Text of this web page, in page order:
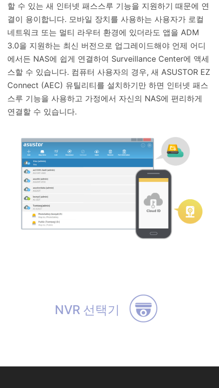
할 수 있는 새 인터넷 패스스루 기능을 지원하기 때문에 연
결이 용이합니다. 모바일 장치를 사용하는 사용자가 로컬
네트워크 또는 멀티 라우터 환경에 있더라도 앱을 ADM
3.0을 지원하는 최신 버전으로 업그레이드해야 언제 어디
에서든 NAS에 쉽게 연결하여 Surveillance Center에 액세
스할 수 있습니다. 컴퓨터 사용자의 경우, 새 ASUSTOR EZ
Connect (AEC) 유틸리티를 설치하기만 하면 인터넷 패스
스루 기능을 사용하고 가정에서 자신의 NAS에 편리하게
연결할 수 있습니다.
NVR 선택기